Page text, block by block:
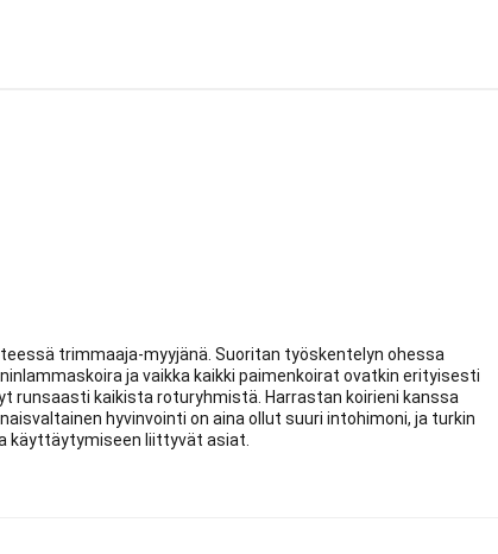
trimmaaja-myyjänä. Suoritan työskentelyn ohessa
ja vaikka kaikki paimenkoirat ovatkin erityisesti
runsaasti kaikista roturyhmistä. Harrastan koirieni kanssa
hyvinvointi on aina ollut suuri intohimoni, ja turkin
käyttäytymiseen liittyvät asiat.